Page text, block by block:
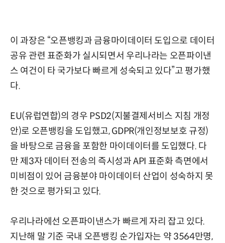
이 과장은 “오픈뱅킹과 금융마이데이터 도입으로 데이터
공유 관련 표준화가 실시되면서 우리나라는 오픈파이낸
스 여건이 타 국가보다 빠르게 성숙되고 있다”고 평가했
다.
EU(유럽연합)의 경우 PSD2(지불결제서비스 지침 개정
안)로 오픈뱅킹을 도입했고, GDPR(개인정보보호 규정)
을 바탕으로 금융을 포함한 마이데이터를 도입했다. 다
만 제3자 데이터 전송의 즉시성과 API 표준화 측면에서
미비점이 있어 금융분야 마이데이터 산업이 성숙하지 못
한 것으로 평가되고 있다.
우리나라에선 오픈파이낸스가 빠르게 자리 잡고 있다.
지난해 말 기준 국내 오픈뱅킹 순가입자는 약 3564만명,